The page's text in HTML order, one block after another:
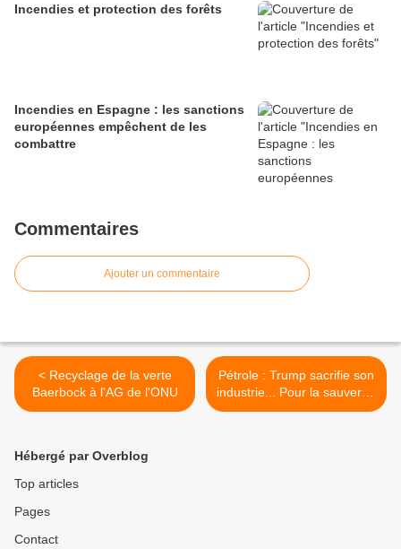
Incendies et protection des forêts
Incendies en Espagne : les sanctions
européennes empêchent de les
combattre
Commentaires
Ajouter un commentaire
< Recyclage de la verte
Baerbock à l'AG de l'ONU
Pétrole : Trump sacrifie son
industrie... Pour la sauver !?
>
Hébergé par Overblog
Top articles
Pages
Contact